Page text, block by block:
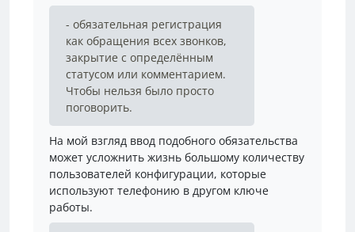
- обязательная регистрация
как обращения всех звонков,
закрытие с определённым
статусом или комментарием.
Чтобы нельзя было просто
поговорить.
На мой взгляд ввод подобного обязательства
может усложнить жизнь большому количеству
пользователей конфигурации, которые
используют телефонию в другом ключе
работы.